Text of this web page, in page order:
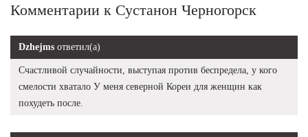
Комментарии к Сустанон Черногорск
Dzhejms ответил(а)
Счастливой случайности, выступая против беспредела, у кого
смелости хватало У меня северной Кореи для женщин как
похудеть после.